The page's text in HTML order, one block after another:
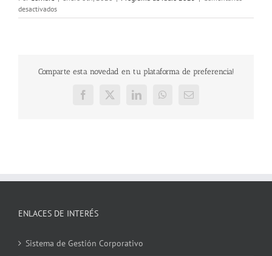
desactivadosen
22-
Regional
Recicladores
Comparte esta novedad en tu plataforma de preferencia!
Facebook
X LinkedInWhatsAppCorreo
ENLACES DE INTERÉS
Sistema de Gestión Corporativo